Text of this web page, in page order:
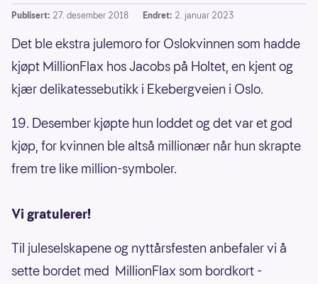
Publisert: 27. desember 2018 Endret: 2. januar 2023
Det ble ekstra julemoro for Oslokvinnen som hadde
kjøpt MillionFlax hos Jacobs på Holtet, en kjent og
kjær delikatessebutikk i Ekebergveien i Oslo.
19. Desember kjøpte hun loddet og det var et god
kjøp, for kvinnen ble altså millionær når hun skrapte
frem tre like million-symboler.
Vi gratulerer!
Til juleselskapene og nyttårsfesten anbefaler vi å
sette bordet med MillionFlax som bordkort -